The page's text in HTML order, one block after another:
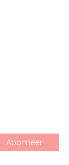
Abonneer